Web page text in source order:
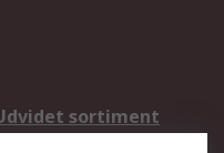
sortiment